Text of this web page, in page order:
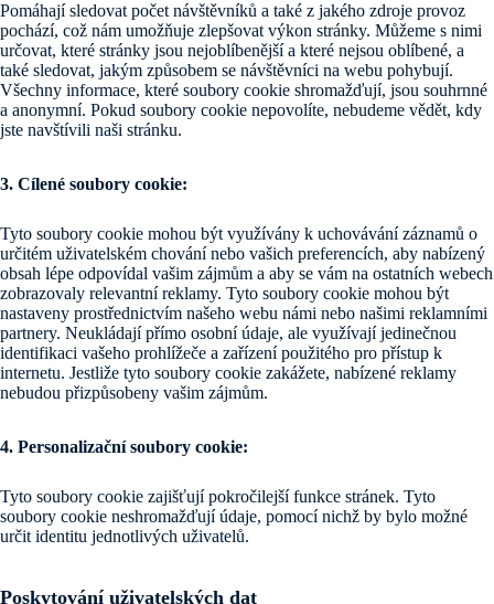
Pomáhají sledovat počet návštěvníků a také z jakého zdroje provoz
pochází, což nám umožňuje zlepšovat výkon stránky. Můžeme s nimi
určovat, které stránky jsou nejoblíbenější a které nejsou oblíbené, a
také sledovat, jakým způsobem se návštěvníci na webu pohybují.
Všechny informace, které soubory cookie shromažďují, jsou souhrnné
a anonymní. Pokud soubory cookie nepovolíte, nebudeme vědět, kdy
jste navštívili naši stránku.
3. Cílené soubory cookie:
Tyto soubory cookie mohou být využívány k uchovávání záznamů o
určitém uživatelském chování nebo vašich preferencích, aby nabízený
obsah lépe odpovídal vašim zájmům a aby se vám na ostatních webech
zobrazovaly relevantní reklamy. Tyto soubory cookie mohou být
nastaveny prostřednictvím našeho webu námi nebo našimi reklamními
partnery. Neukládají přímo osobní údaje, ale využívají jedinečnou
identifikaci vašeho prohlížeče a zařízení použitého pro přístup k
internetu. Jestliže tyto soubory cookie zakážete, nabízené reklamy
nebudou přizpůsobeny vašim zájmům.
4. Personalizační soubory cookie:
Tyto soubory cookie zajišťují pokročilejší funkce stránek. Tyto
soubory cookie neshromažďují údaje, pomocí nichž by bylo možné
určit identitu jednotlivých uživatelů.
Poskytování uživatelských dat